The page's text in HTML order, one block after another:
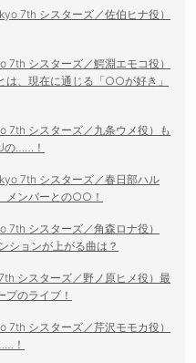
7th シスターズ／佐伯ヒナ役）
7th シスターズ／鰐淵エモコ役）
は、現在に通じる「○○が好き」
7th シスターズ／九条ウメ役）も
の……！
7th シスターズ／春日部ハル
メンバーとの○○！
7th シスターズ／角森ロナ役）
ションが上がる曲は？
シスターズ／野ノ原ヒメ役）最
のライブ！
7th シスターズ／芹沢モモカ役）
！